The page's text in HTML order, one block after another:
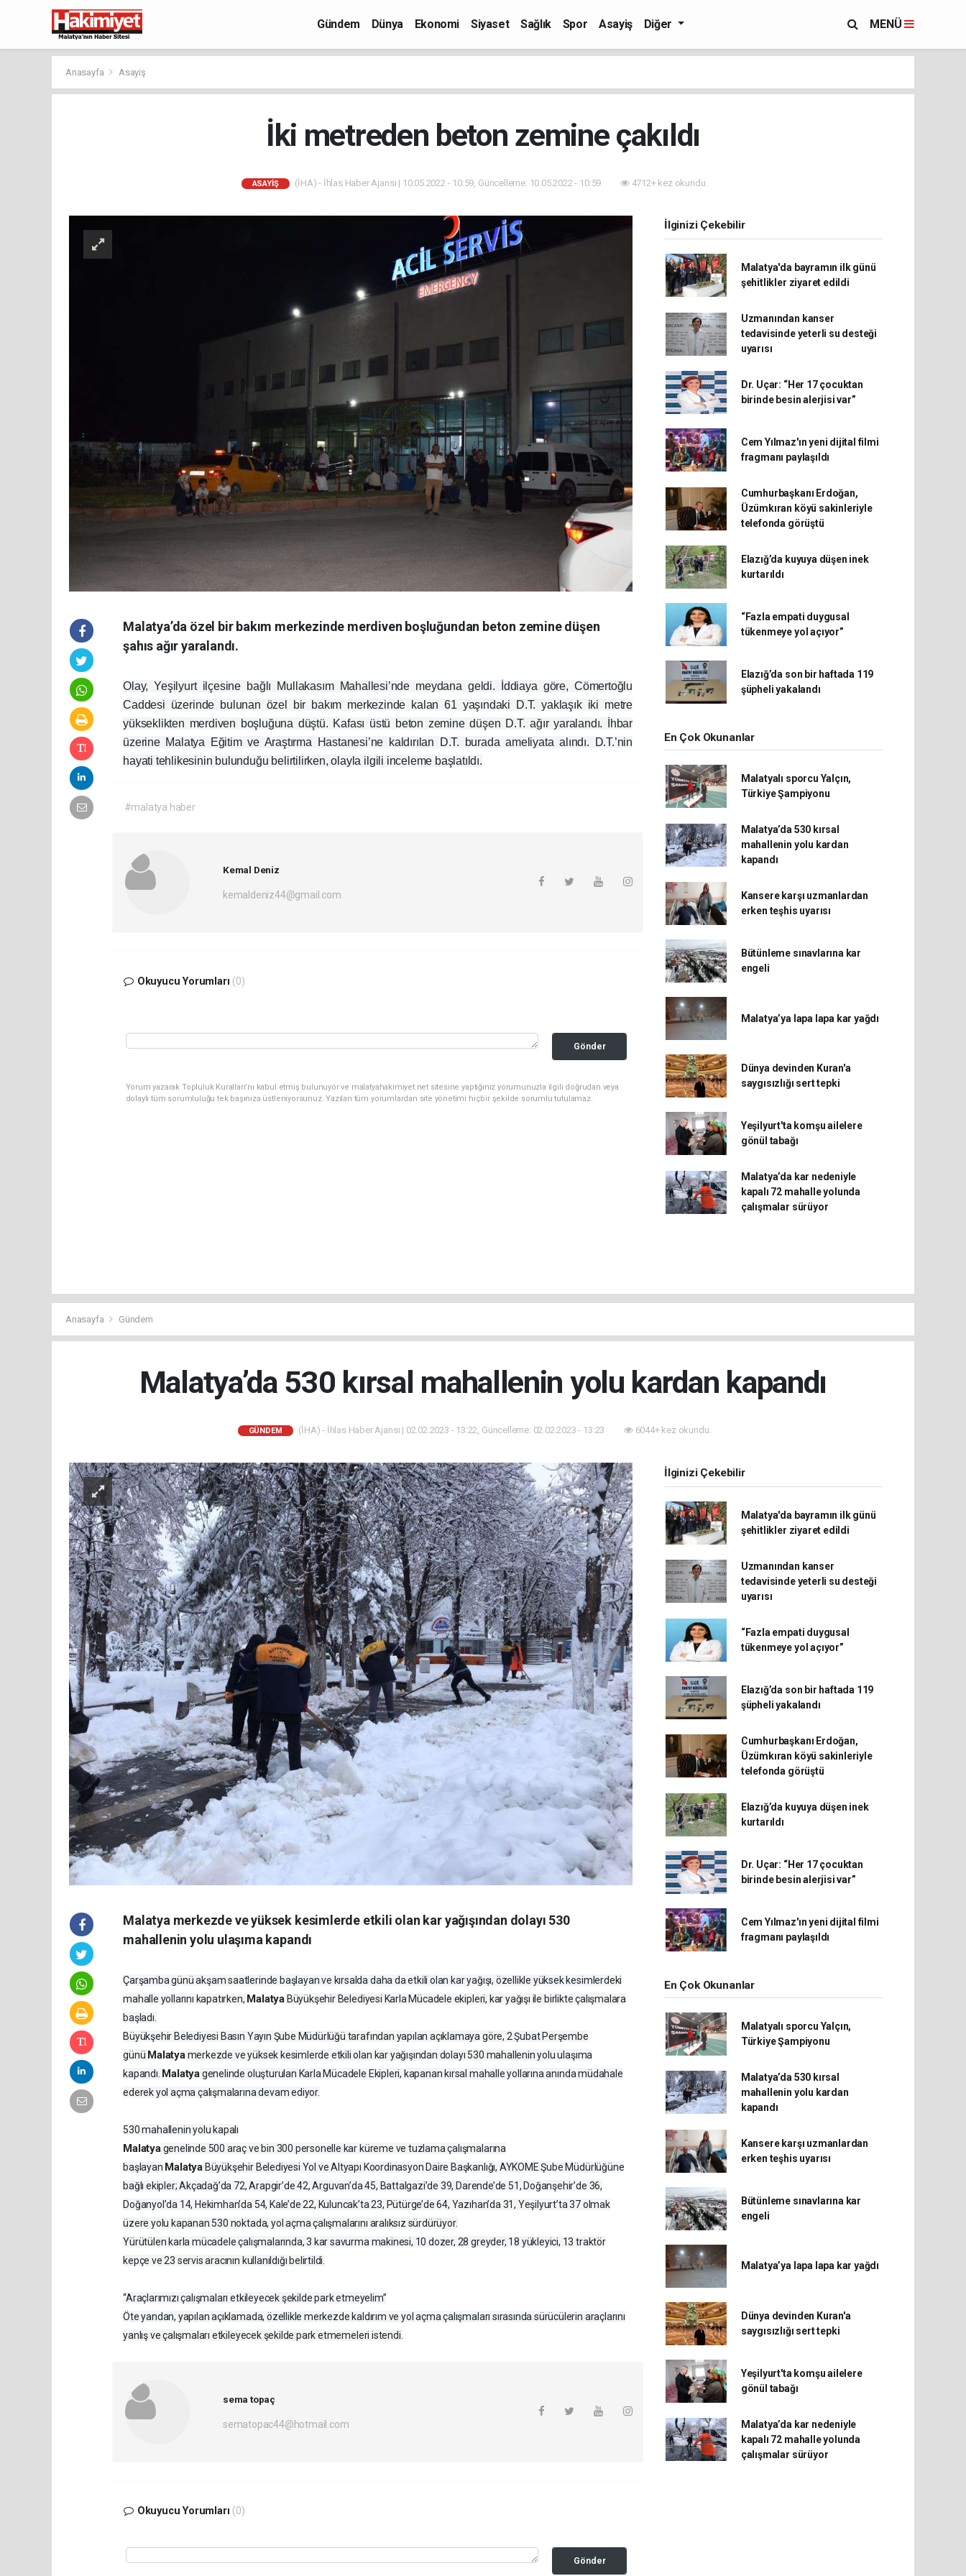
Gündem Dünya Ekonomi Siyaset Sağlık Spor Asayiş Diğer MENÜ
Anasayfa Asayiş
İki metreden beton zemine çakıldı
ASAYIŞ (İHA) - İhlas Haber Ajansı | 10.05.2022 - 10:59, Güncelleme: 10.05.2022 - 10:59 4712+ kez okundu.
Malatya’da özel bir bakım merkezinde merdiven boşluğundan beton zemine düşen
şahıs ağır yaralandı.
Olay, Yeşilyurt ilçesine bağlı Mullakasım Mahallesi’nde meydana geldi. İddiaya göre, Cömertoğlu
Caddesi üzerinde bulunan özel bir bakım merkezinde kalan 61 yaşındaki D.T. yaklaşık iki metre
yükseklikten merdiven boşluğuna düştü. Kafası üstü beton zemine düşen D.T. ağır yaralandı. İhbar
üzerine Malatya Eğitim ve Araştırma Hastanesi’ne kaldırılan D.T. burada ameliyata alındı. D.T.’nin
hayati tehlikesinin bulunduğu belirtilirken, olayla ilgili inceleme başlatıldı.
#malatya haber
Kemal Deniz
kemaldeniz44@gmail.com
Okuyucu Yorumları (0)
Gönder
Yorum yazarak Topluluk Kuralları’nı kabul etmiş bulunuyor ve malatyahakimiyet.net sitesine yaptığınız yorumunuzla ilgili doğrudan veya
dolaylı tüm sorumluluğu tek başınıza üstleniyorsunuz. Yazılan tüm yorumlardan site yönetimi hiçbir şekilde sorumlu tutulamaz.
İlginizi Çekebilir
Malatya'da bayramın ilk günü
şehitlikler ziyaret edildi
Uzmanından kanser
tedavisinde yeterli su desteği
uyarısı
Dr. Uçar: “Her 17 çocuktan
birinde besin alerjisi var”
Cem Yılmaz'ın yeni dijital filmi
fragmanı paylaşıldı
Cumhurbaşkanı Erdoğan,
Üzümkıran köyü sakinleriyle
telefonda görüştü
Elazığ’da kuyuya düşen inek
kurtarıldı
“Fazla empati duygusal
tükenmeye yol açıyor”
Elazığ’da son bir haftada 119
şüpheli yakalandı
En Çok Okunanlar
Malatyalı sporcu Yalçın,
Türkiye Şampiyonu
Malatya’da 530 kırsal
mahallenin yolu kardan
kapandı
Kansere karşı uzmanlardan
erken teşhis uyarısı
Bütünleme sınavlarına kar
engeli
Malatya’ya lapa lapa kar yağdı
Dünya devinden Kuran'a
saygısızlığı sert tepki
Yeşilyurt'ta komşu ailelere
gönül tabağı
Malatya’da kar nedeniyle
kapalı 72 mahalle yolunda
çalışmalar sürüyor
Anasayfa Gündem
Malatya’da 530 kırsal mahallenin yolu kardan kapandı
GÜNDEM (İHA) - İhlas Haber Ajansı | 02.02.2023 - 13:22, Güncelleme: 02.02.2023 - 13:23 6044+ kez okundu.
Malatya merkezde ve yüksek kesimlerde etkili olan kar yağışından dolayı 530
mahallenin yolu ulaşıma kapandı
Çarşamba günü akşam saatlerinde başlayan ve kırsalda daha da etkili olan kar yağışı, özellikle yüksek kesimlerdeki
mahalle yollarını kapatırken, MalatyaBüyükşehir Belediyesi Karla Mücadele ekipleri, kar yağışı ile birlikte çalışmalara
başladı.
Büyükşehir Belediyesi Basın Yayın Şube Müdürlüğü tarafından yapılan açıklamaya göre, 2 Şubat Perşembe
günü Malatyamerkezde ve yüksek kesimlerde etkili olan kar yağışından dolayı 530 mahallenin yolu ulaşıma
kapandı. Malatyagenelinde oluşturulan Karla Mücadele Ekipleri, kapanan kırsal mahalle yollarına anında müdahale
ederek yol açma çalışmalarına devam ediyor.
530 mahallenin yolu kapalı
Malatyagenelinde 500 araç ve bin 300 personelle kar küreme ve tuzlama çalışmalarına
başlayan Malatya Büyükşehir Belediyesi Yol ve Altyapı Koordinasyon Daire Başkanlığı, AYKOME Şube Müdürlüğüne
bağlı ekipler; Akçadağ’da 72, Arapgir’de 42, Arguvan’da 45, Battalgazi’de 39, Darende’de 51, Doğanşehir’de 36,
Doğanyol’da 14, Hekimhan’da 54, Kale’de 22, Kuluncak’ta 23, Pütürge’de 64, Yazıhan’da 31, Yeşilyurt’ta 37 olmak
üzere yolu kapanan 530 noktada, yol açma çalışmalarını aralıksız sürdürüyor.
Yürütülen karla mücadele çalışmalarında, 3 kar savurma makinesi, 10 dozer, 28 greyder, 18 yükleyici, 13 traktör
kepçe ve 23 servis aracının kullanıldığı belirtildi.
“Araçlarımızı çalışmaları etkileyecek şekilde park etmeyelim”
Öte yandan, yapılan açıklamada, özellikle merkezde kaldırım ve yol açma çalışmaları sırasında sürücülerin araçlarını
yanlış ve çalışmaları etkileyecek şekilde park etmemeleri istendi.
sema topaç
sematopac44@hotmail.com
Okuyucu Yorumları (0)
Gönder
İlginizi Çekebilir
Malatya'da bayramın ilk günü
şehitlikler ziyaret edildi
Uzmanından kanser
tedavisinde yeterli su desteği
uyarısı
“Fazla empati duygusal
tükenmeye yol açıyor”
Elazığ’da son bir haftada 119
şüpheli yakalandı
Cumhurbaşkanı Erdoğan,
Üzümkıran köyü sakinleriyle
telefonda görüştü
Elazığ’da kuyuya düşen inek
kurtarıldı
Dr. Uçar: “Her 17 çocuktan
birinde besin alerjisi var”
Cem Yılmaz'ın yeni dijital filmi
fragmanı paylaşıldı
En Çok Okunanlar
Malatyalı sporcu Yalçın,
Türkiye Şampiyonu
Malatya’da 530 kırsal
mahallenin yolu kardan
kapandı
Kansere karşı uzmanlardan
erken teşhis uyarısı
Bütünleme sınavlarına kar
engeli
Malatya’ya lapa lapa kar yağdı
Dünya devinden Kuran'a
saygısızlığı sert tepki
Yeşilyurt'ta komşu ailelere
gönül tabağı
Malatya’da kar nedeniyle
kapalı 72 mahalle yolunda
çalışmalar sürüyor